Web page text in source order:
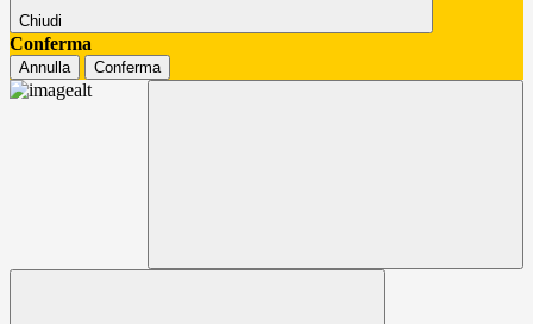
Chiudi
Conferma
Annulla Conferma